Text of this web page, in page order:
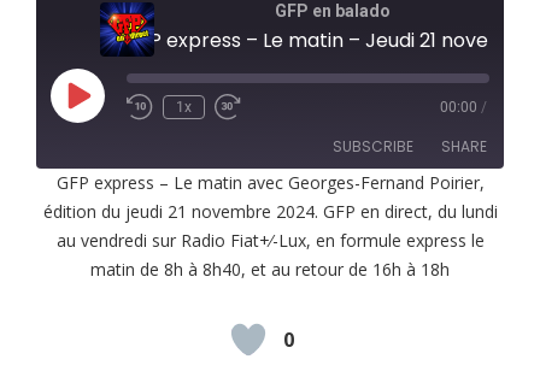
GFP en balado
Play
Episode
1x 00:00 /
SUBSCRIBE SHARE
RSS FEED
SHARE
LINK
GFP express – Le matin avec Georges-Fernand Poirier,
édition du jeudi 21 novembre 2024. GFP en direct, du lundi
au vendredi sur Radio Fiat+⁄-Lux, en formule express le
matin de 8h à 8h40, et au retour de 16h à 18h
0